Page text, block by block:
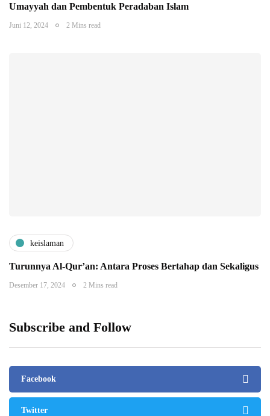
Umayyah dan Pembentuk Peradaban Islam
Juni 12, 2024 2 Mins read
keislaman
Turunnya Al-Qur’an: Antara Proses Bertahap dan Sekaligus
Desember 17, 2024 2 Mins read
Subscribe and Follow
Facebook
Twitter